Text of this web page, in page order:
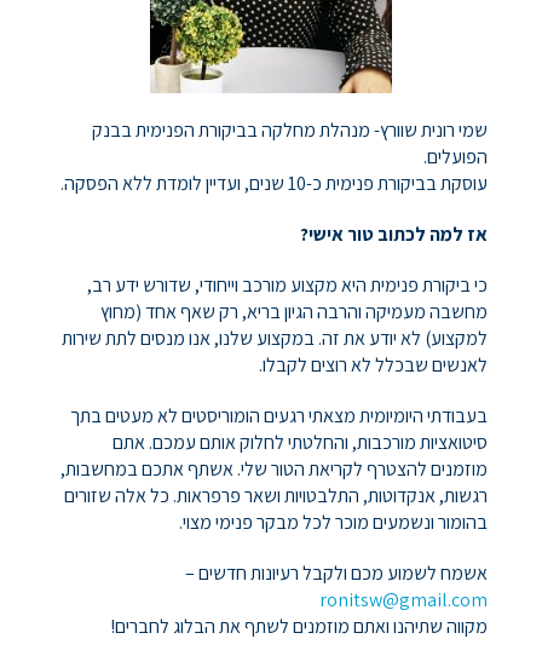
הפנימיים
בישראל
שמי רונית שוורץ- מנהלת מחלקה בביקורת הפנימית בבנק
הפועלים.
עוסקת בביקורת פנימית כ-10 שנים, ועדיין לומדת ללא הפסקה.
אז למה לכתוב טור אישי?
כי ביקורת פנימית היא מקצוע מורכב וייחודי, שדורש ידע רב,
מחשבה מעמיקה והרבה הגיון בריא, רק שאף אחד (מחוץ
למקצוע) לא יודע את זה. במקצוע שלנו, אנו מנסים לתת שירות
לאנשים שבכלל לא רוצים לקבלו.
בעבודתי היומיומית מצאתי רגעים הומוריסטים לא מעטים בתך
סיטואציות מורכבות, והחלטתי לחלוק אותם עמכם. אתם
מוזמנים להצטרף לקריאת הטור שלי. אשתף אתכם במחשבות,
רגשות, אנקדוטות, התלבטויות ושאר פרפראות. כל אלה שזורים
בהומור ונשמעים מוכר לכל מבקר פנימי מצוי.
אשמח לשמוע מכם ולקבל רעיונות חדשים –
ronitsw@gmail.com
מקווה שתיהנו ואתם מוזמנים לשתף את הבלוג לחברים!